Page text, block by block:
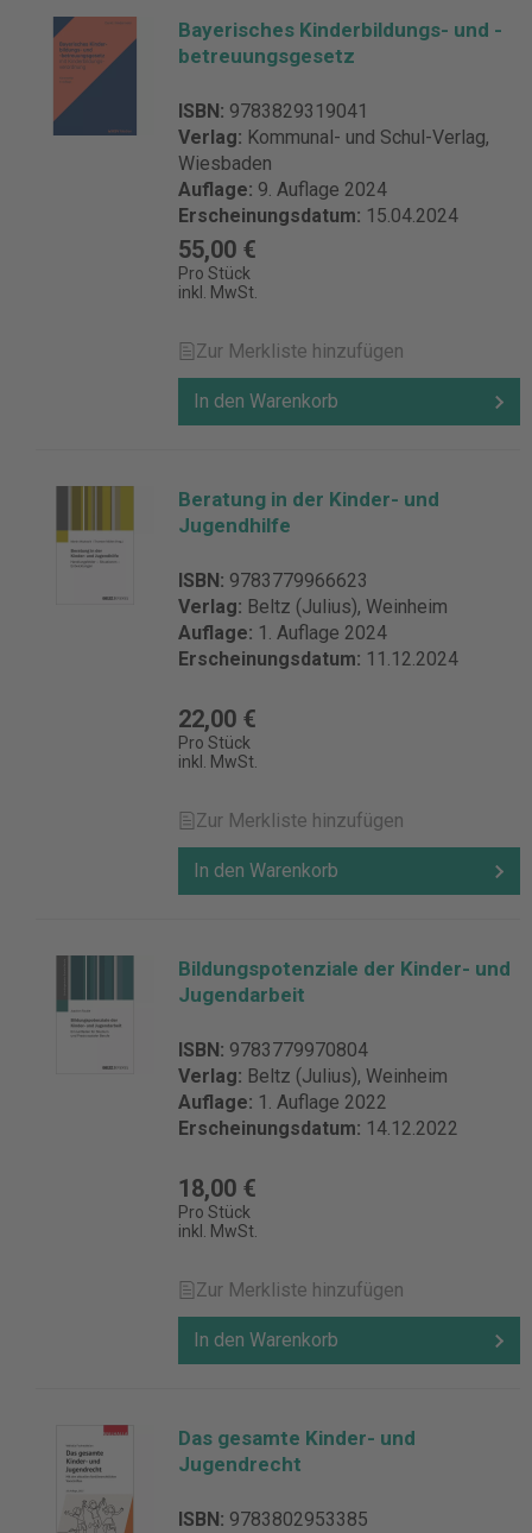
Bayerisches Kinderbildungs- und -
betreuungsgesetz
ISBN: 9783829319041
Verlag: Kommunal- und Schul-Verlag,
Wiesbaden
Auflage: 9. Auflage 2024
Erscheinungsdatum: 15.04.2024
55,00 €
Pro Stück
inkl. MwSt.
Zur Merkliste hinzufügen
In den Warenkorb
Beratung in der Kinder- und
Jugendhilfe
ISBN: 9783779966623
Verlag: Beltz (Julius), Weinheim
Auflage: 1. Auflage 2024
Erscheinungsdatum: 11.12.2024
22,00 €
Pro Stück
inkl. MwSt.
Zur Merkliste hinzufügen
In den Warenkorb
Bildungspotenziale der Kinder- und
Jugendarbeit
ISBN: 9783779970804
Verlag: Beltz (Julius), Weinheim
Auflage: 1. Auflage 2022
Erscheinungsdatum: 14.12.2022
18,00 €
Pro Stück
inkl. MwSt.
Zur Merkliste hinzufügen
In den Warenkorb
Das gesamte Kinder- und
Jugendrecht
ISBN: 9783802953385